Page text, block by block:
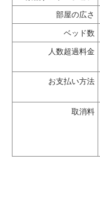
部屋の広さ
ベッド数
人数超過料金
お支払い方法
取消料